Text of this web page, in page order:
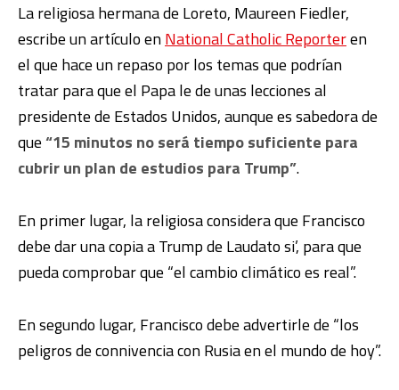
La religiosa hermana de Loreto, Maureen Fiedler,
escribe un artículo enNational Catholic Reporteren
el que hace un repaso por los temas que podrían
tratar para que el Papa le de unas lecciones al
presidente de Estados Unidos, aunque es sabedora de
que“15 minutos no será tiempo suficiente para
cubrir un plan de estudios para Trump”.
En primer lugar, la religiosa considera que Francisco
debe dar una copia a Trump de Laudato si’, para que
pueda comprobar que “el cambio climático es real”.
En segundo lugar, Francisco debe advertirle de “los
peligros de connivencia con Rusia en el mundo de hoy”.